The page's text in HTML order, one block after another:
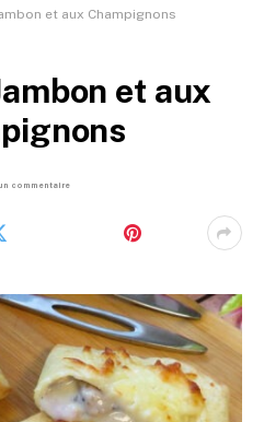
et aux Champignons
et aux
commentaire